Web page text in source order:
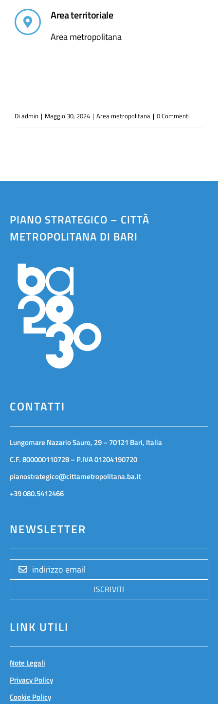
Area territoriale
Area metropolitana
Di admin | Maggio 30, 2024 | Area metropolitana | 0 Commenti
PIANO STRATEGICO – CITTÀ
METROPOLITANA DI BARI
CONTATTI
Lungomare Nazario Sauro, 29 – 70121 Bari, Italia
C.F. 800000110728 – P.IVA 01204190720
pianostrategico@cittametropolitana.ba.it
+39 080.5412466
NEWSLETTER
ISCRIVITI
LINK UTILI
Note Legali
Privacy Policy
Cookie Policy